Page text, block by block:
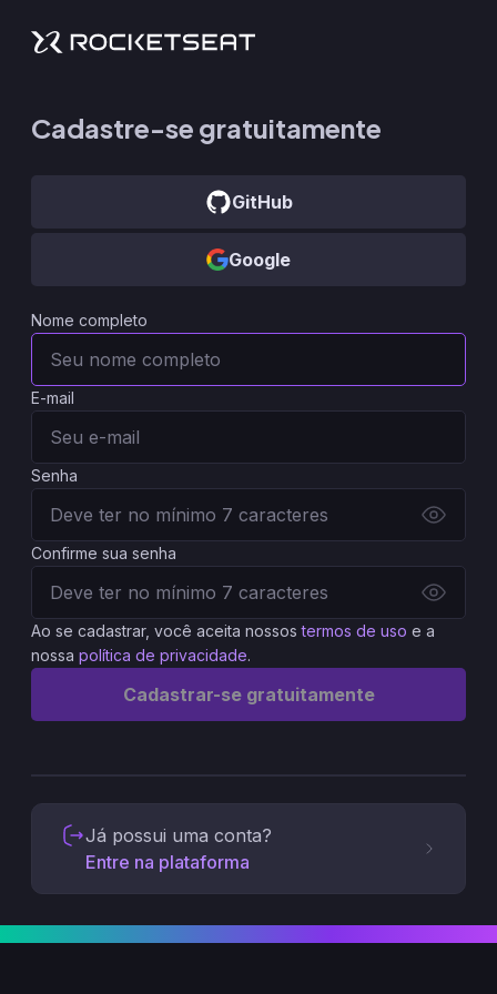
Cadastre-se gratuitamente
GitHub
Google
Nome completo
E-mail
Senha
Confirme sua senha
Ao se cadastrar, você aceita nossos termos de uso e a
nossa política de privacidade.
Cadastrar-se gratuitamente
Já possui uma conta?
Entre na plataforma